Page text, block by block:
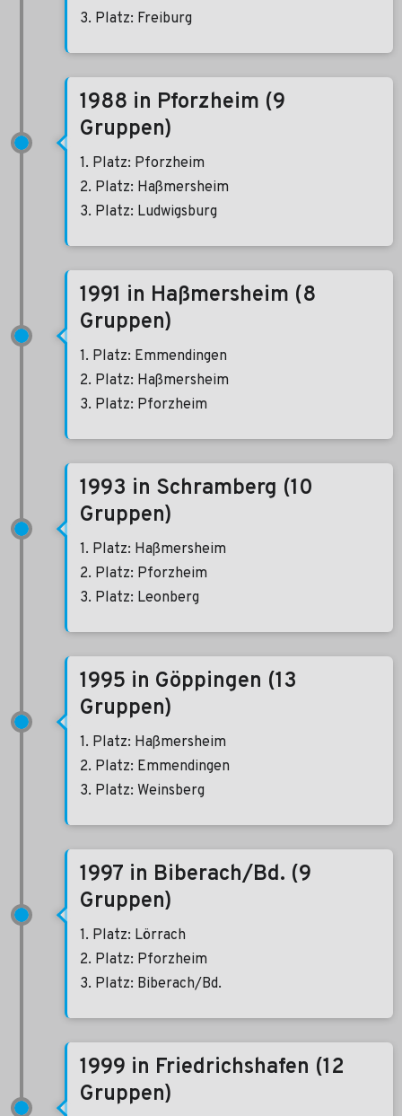
3. Platz: Freiburg
1988 in Pforzheim (9
Gruppen)
1. Platz: Pforzheim
2. Platz: Haßmersheim
3. Platz: Ludwigsburg
1991 in Haßmersheim (8
Gruppen)
1. Platz: Emmendingen
2. Platz: Haßmersheim
3. Platz: Pforzheim
1993 in Schramberg (10
Gruppen)
1. Platz: Haßmersheim
2. Platz: Pforzheim
3. Platz: Leonberg
1995 in Göppingen (13
Gruppen)
1. Platz: Haßmersheim
2. Platz: Emmendingen
3. Platz: Weinsberg
1997 in Biberach/Bd. (9
Gruppen)
1. Platz: Lörrach
2. Platz: Pforzheim
3. Platz: Biberach/Bd.
1999 in Friedrichshafen (12
Gruppen)